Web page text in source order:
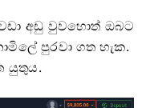
අඩු වුවහොත් ඔබට
පුරවා ගත හැක.
යුතුය.